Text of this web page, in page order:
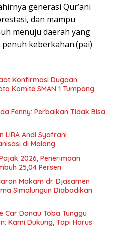
generasi Qur’ani
dan mampu
menuju daerah yang
keberkahan.(pai)
Konfirmasi Dugaan
Komite SMAN 1 Tumpang
Fenny: Perbaikan Tidak Bisa
LIRA Andi Syafrani
di Malang
2026, Penerimaan
25,04 Persen
Makam dr. Djasamen
Simalungun Diabadikan
Car Danau Toba Tunggu
Kami Dukung, Tapi Harus